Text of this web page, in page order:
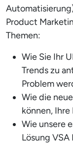
Product
Themen:
Wie Sie Ihr
Trends zu
Problem
Wie die
können,
Wie unsere
Lösung